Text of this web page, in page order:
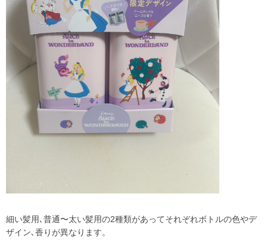
細い髪用､普通〜太い髪用の2種類があってそれぞれボトルの色やデ
ザイン､香りが異なります。